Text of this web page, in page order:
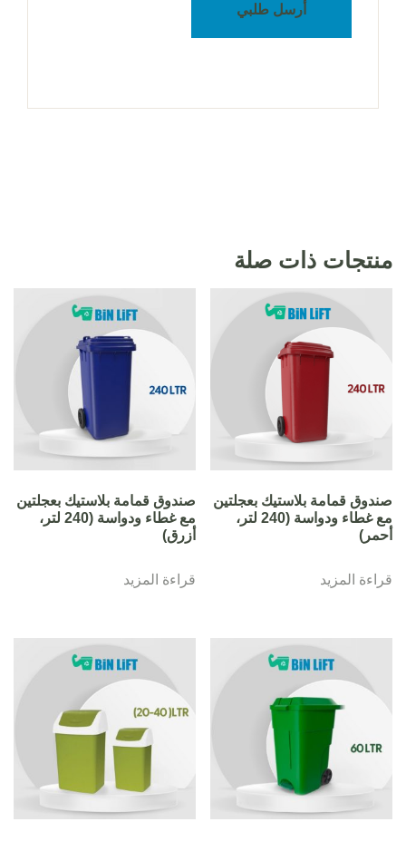
أرسل طلبي
منتجات ذات صلة
صندوق قمامة بلاستيك بعجلتين
مع غطاء ودواسة (240 لتر،
أحمر)
قراءة المزيد
صندوق قمامة بلاستيك بعجلتين
مع غطاء ودواسة (240 لتر،
أزرق)
قراءة المزيد